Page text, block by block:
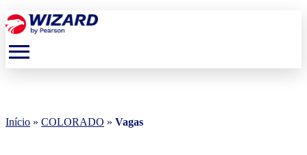
menu
Início » COLORADO » Vagas